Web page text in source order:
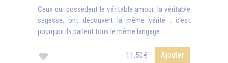
Ceux qui possèdent le véritable amour, la véritable
sagesse, ont découvert la même vérité : c’est
pourquoi ils parlent tous le même langage.
11,50€ Ajouter